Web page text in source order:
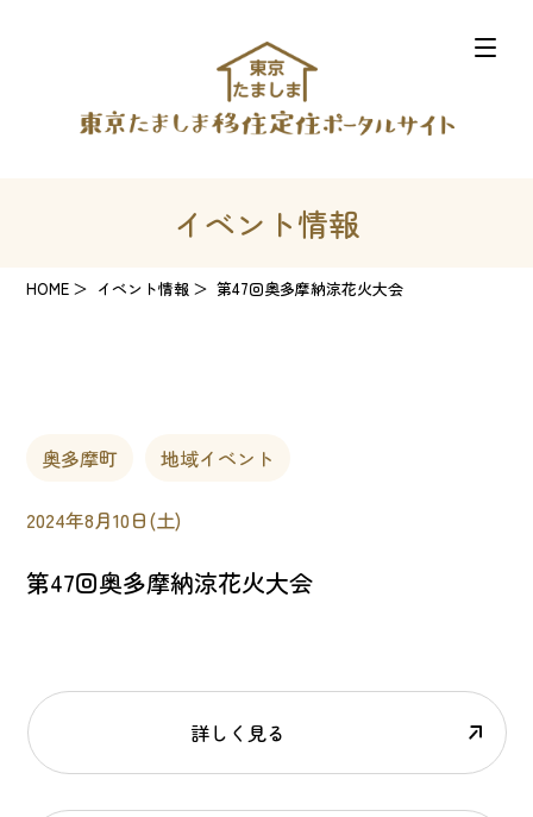
イベント情報
HOME イベント情報 第47回奥多摩納涼花火大会
奥多摩町 地域イベント
2024年8月10日(土)
第47回奥多摩納涼花火大会
詳しく見る